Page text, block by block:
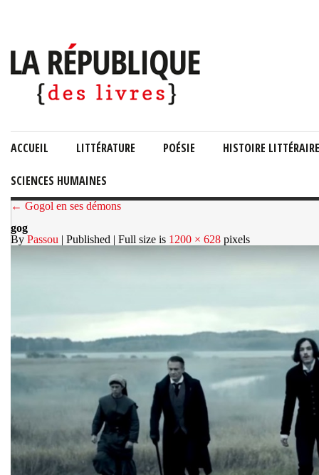
ACCUEIL LITTÉRATURE POÉSIE HISTOIRE LITTÉRAIRE
SCIENCES HUMAINES
← Gogol en ses démons
gog
By Passou | Published | Full size is 1200 × 628 pixels